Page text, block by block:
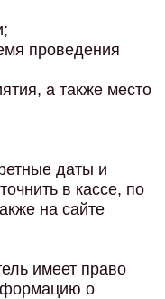
проведения
а также место
даты и
в кассе, по
на сайте
имеет право
о